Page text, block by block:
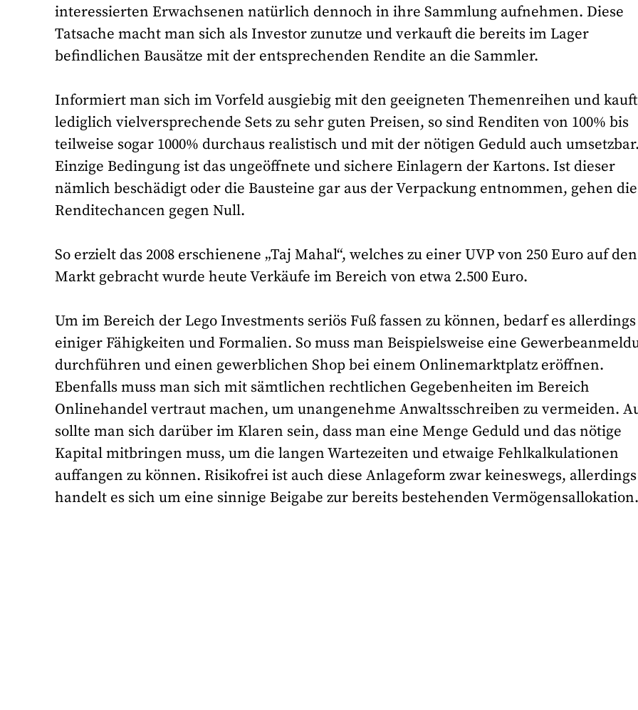
interessierten Erwachsenen natürlich dennoch in ihre Sammlung aufnehmen. Diese
Tatsache macht man sich als Investor zunutze und verkauft die bereits im Lager
befindlichen Bausätze mit der entsprechenden Rendite an die Sammler.
Informiert man sich im Vorfeld ausgiebig mit den geeigneten Themenreihen und kauft
lediglich vielversprechende Sets zu sehr guten Preisen, so sind Renditen von 100% bis
teilweise sogar 1000% durchaus realistisch und mit der nötigen Geduld auch
Einzige Bedingung ist das ungeöffnete und sichere Einlagern der Kartons. Ist dieser
nämlich beschädigt oder die Bausteine gar aus der Verpackung entnommen, gehen die
Renditechancen gegen Null.
So erzielt das 2008 erschienene „Taj Mahal“, welches zu einer UVP von 250 Euro auf den
Markt gebracht wurde heute Verkäufe im Bereich von etwa 2.500 Euro.
Um im Bereich der Lego Investments seriös Fuß fassen zu können, bedarf es allerdings
einiger Fähigkeiten und Formalien. So muss man Beispielsweise eine
durchführen und einen gewerblichen Shop bei einem Onlinemarktplatz eröffnen.
Ebenfalls muss man sich mit sämtlichen rechtlichen Gegebenheiten im Bereich
Onlinehandel vertraut machen, um unangenehme Anwaltsschreiben zu vermeiden.
sollte man sich darüber im Klaren sein, dass man eine Menge Geduld und das nötige
Kapital mitbringen muss, um die langen Wartezeiten und etwaige Fehlkalkulationen
auffangen zu können. Risikofrei ist auch diese Anlageform zwar keineswegs, allerdings
handelt es sich um eine sinnige Beigabe zur bereits bestehenden Vermögensallokation.